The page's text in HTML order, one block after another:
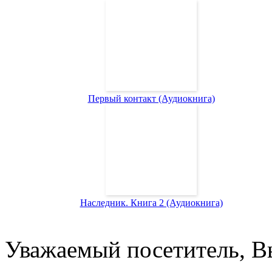
Первый контакт (Аудиокнига)
Наследник. Книга 2 (Аудиокнига)
Уважаемый посетитель,